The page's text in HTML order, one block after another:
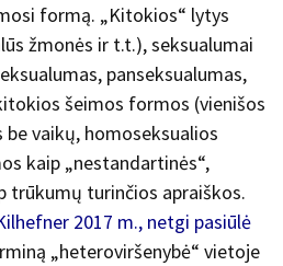
formą. „Kitokios“ lytys
žmonės ir t.t.), seksualumai
panseksualumas,
šeimos formos (vienišos
vaikų, homoseksualios
kaip „nestandartinės“,
trūkumų turinčios apraiškos.
2017 m., netgi pasiūlė
„heteroviršenybė“ vietoje